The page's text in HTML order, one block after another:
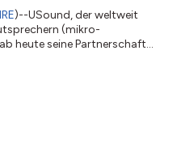
)--USound, der weltweit
(mikro-
heute seine Partnerschaft
Technologie von
erleichtern. Minami ist ein